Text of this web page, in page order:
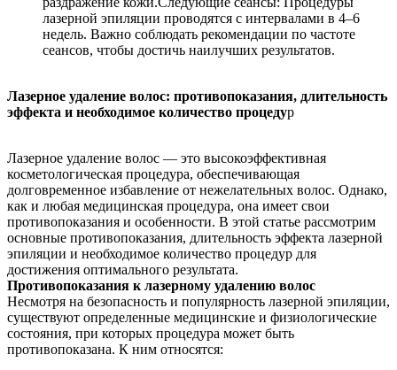
лазерной эпиляции проводятся с интервалами в 4–6
недель. Важно соблюдать рекомендации по частоте
сеансов, чтобы достичь наилучших результатов.
Лазерное удаление волос: противопоказания, длительность
эффекта и необходимое количество процедур
Лазерное удаление волос — это высокоэффективная
косметологическая процедура, обеспечивающая
долговременное избавление от нежелательных волос. Однако,
как и любая медицинская процедура, она имеет свои
противопоказания и особенности. В этой статье рассмотрим
основные противопоказания, длительность эффекта лазерной
эпиляции и необходимое количество процедур для
достижения оптимального результата.
Противопоказания к лазерному удалению волос
Несмотря на безопасность и популярность лазерной эпиляции,
существуют определенные медицинские и физиологические
состояния, при которых процедура может быть
противопоказана. К ним относятся: